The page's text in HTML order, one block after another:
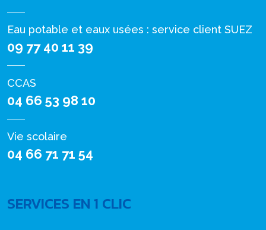
Eau potable et eaux usées : service client SUEZ
09 77 40 11 39
CCAS
04 66 53 98 10
Vie scolaire
04 66 71 71 54
SERVICES EN 1 CLIC